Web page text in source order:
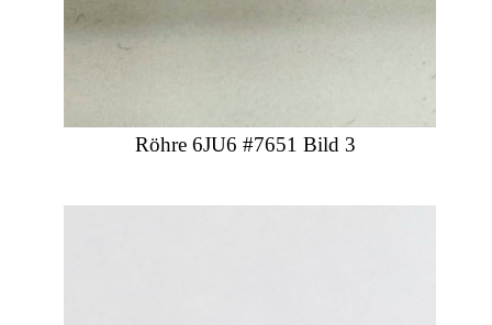
Röhre 6JU6 #7651 Bild 3